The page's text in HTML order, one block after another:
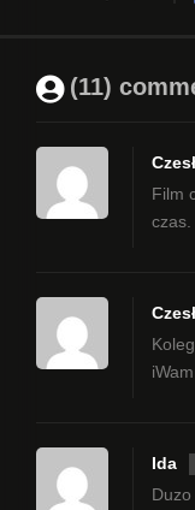
(11)
Film
czas.
Ida